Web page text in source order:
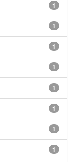
1
1
1
1
1
1
1
1